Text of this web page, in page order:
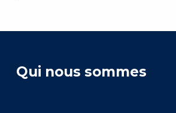
Qui nous sommes